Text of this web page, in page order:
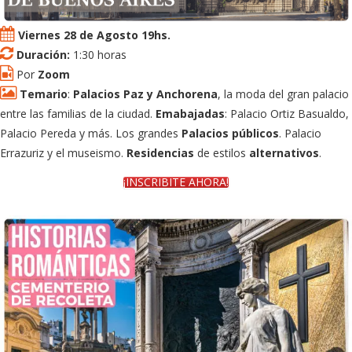
Viernes 28 de Agosto 19hs.
Duración: 1:30 horas
Por Zoom
Temario: Palacios Paz y Anchorena, la moda del gran palacio
entre las familias de la ciudad. Emabajadas: Palacio Ortiz Basualdo,
Palacio Pereda y más. Los grandes Palacios públicos. Palacio
Errazuriz y el museismo. Residencias de estilos alternativos.
¡INSCRIBITE AHORA!